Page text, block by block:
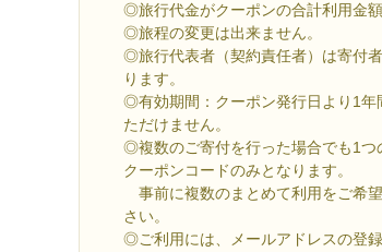
◎旅行代金がクーポンの合計利用金
◎旅程の変更は出来ません。
◎旅行代表者（契約責任者）は寄付
ります。
◎有効期間：クーポン発行日より1
ただけません。
◎複数のご寄付を行った場合でも1つ
クーポンコードのみとなります。
事前に複数のまとめて利用をご希
さい。
◎ご利用には、メールアドレスの登録